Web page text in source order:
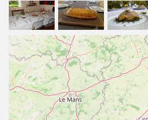
sortis du four de la boulangerie
confitures faits maison… De
prendre des forces pour votre
Diner à la table d’hôtes sur